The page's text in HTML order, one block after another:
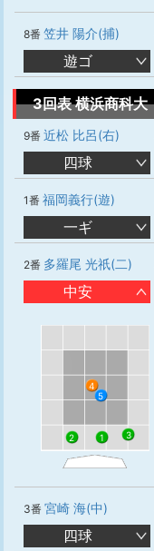
8番 笠井 陽介(捕)
遊ゴ
3回表 横浜商科大
9番 近松 比呂(右)
四球
1番 福岡義行(遊)
一ギ
2番 多羅尾 光祇(二)
中安
1
2 3
4
5
3番 宮崎 海(中)
四球